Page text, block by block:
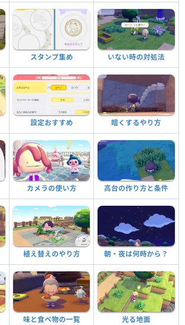
スタンプ集め いない時の対処法
設定おすすめ 暗くするやり方
カメラの使い方 高台の作り方と条件
植え替えのやり方 朝・夜は何時から？
味と食べ物の一覧 光る地面